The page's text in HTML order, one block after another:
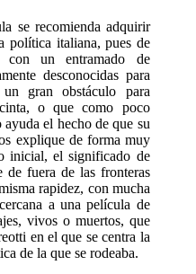
se recomienda adquirir
política italiana, pues de
con un entramado de
desconocidas para
gran obstáculo para
o que como poco
el hecho de que su
explique de forma muy
inicial, el significado de
de fuera de las fronteras
rapidez, con mucha
a una película de
vivos o muertos, que
en el que se centra la
de la que se rodeaba.